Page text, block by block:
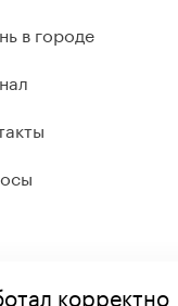
в городе
корректно